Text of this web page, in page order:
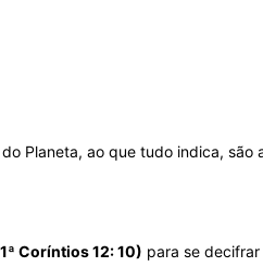
Planeta, ao que tudo indica, são
Coríntios 12: 10) para se decifrar